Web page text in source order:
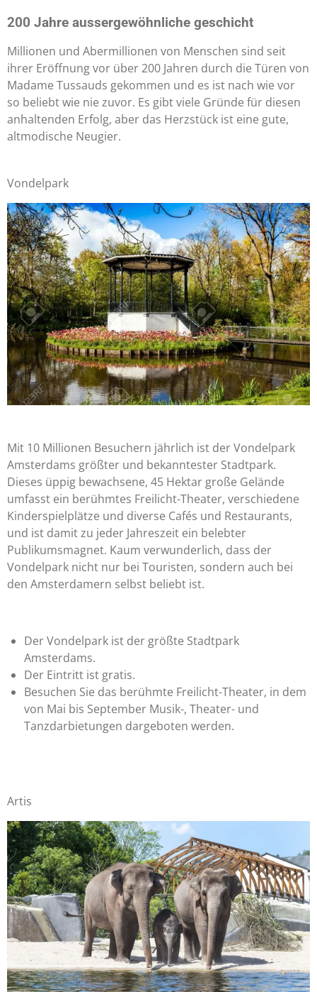
200 Jahre aussergewöhnliche geschicht
Millionen und Abermillionen von Menschen sind seit
ihrer Eröffnung vor über 200 Jahren durch die Türen von
Madame Tussauds gekommen und es ist nach wie vor
so beliebt wie nie zuvor. Es gibt viele Gründe für diesen
anhaltenden Erfolg, aber das Herzstück ist eine gute,
altmodische Neugier.
Vondelpark
Mit 10 Millionen Besuchern jährlich ist der Vondelpark
Amsterdams größter und bekanntester Stadtpark.
Dieses üppig bewachsene, 45 Hektar große Gelände
umfasst ein berühmtes Freilicht-Theater, verschiedene
Kinderspielplätze und diverse Cafés und Restaurants,
und ist damit zu jeder Jahreszeit ein belebter
Publikumsmagnet. Kaum verwunderlich, dass der
Vondelpark nicht nur bei Touristen, sondern auch bei
den Amsterdamern selbst beliebt ist.
Der Vondelpark ist der größte Stadtpark
Amsterdams.
Der Eintritt ist gratis.
Besuchen Sie das berühmte Freilicht-Theater, in dem
von Mai bis September Musik-, Theater- und
Tanzdarbietungen dargeboten werden.
Artis